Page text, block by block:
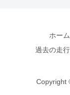
ホーム
過去の走
Copyright